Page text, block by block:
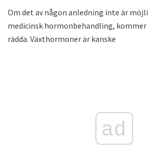
Om det av någon anledning inte är
medicinsk hormonbehandling,
rädda. Växthormoner är kanske
ad